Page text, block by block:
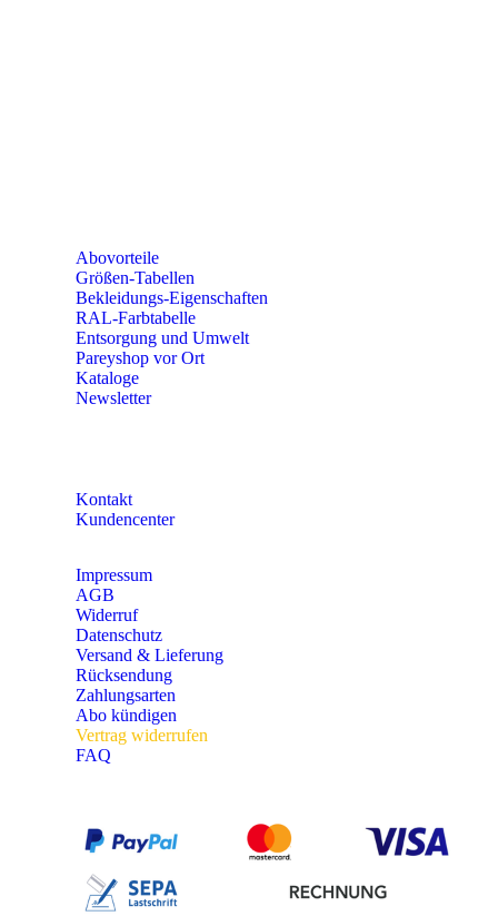
Abovorteile
Größen-Tabellen
Bekleidungs-Eigenschaften
RAL-Farbtabelle
Entsorgung und Umwelt
Pareyshop vor Ort
Kataloge
Newsletter
Kontakt
Kundencenter
Impressum
AGB
Widerruf
Datenschutz
Versand & Lieferung
Rücksendung
Zahlungsarten
Abo kündigen
Vertrag widerrufen
FAQ